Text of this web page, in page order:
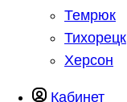
Темрюк
Тихорецк
Херсон
Кабинет